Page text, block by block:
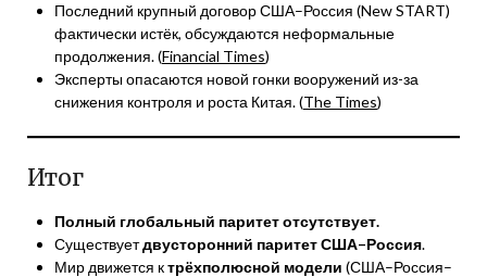
Последний крупный договор США–Россия (New START)
фактически истёк, обсуждаются неформальные
продолжения. (Financial Times)
Эксперты опасаются новой гонки вооружений из-за
снижения контроля и роста Китая. (The Times)
Итог
Полный глобальный паритет отсутствует.
Существуетдвусторонний паритет США–Россия.
Мир движется ктрёхполюсной модели (США–Россия–